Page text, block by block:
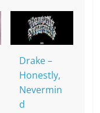
Drake –
Honestly,
Nevermin
d